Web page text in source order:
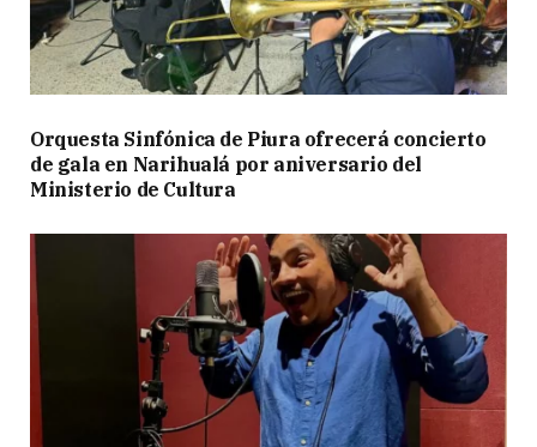
Orquesta Sinfónica de Piura ofrecerá concierto
de gala en Narihualá por aniversario del
Ministerio de Cultura